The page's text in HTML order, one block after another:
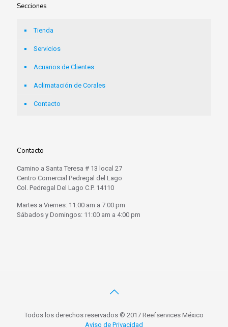
Secciones
Tienda
Servicios
Acuarios de Clientes
Aclimatación de Corales
Contacto
Contacto
Camino a Santa Teresa # 13 local 27
Centro Comercial Pedregal del Lago
Col. Pedregal Del Lago C.P. 14110
Martes a Viernes: 11:00 am a 7:00 pm
Sábados y Domingos: 11:00 am a 4:00 pm
Todos los derechos reservados © 2017 Reefservices México
Aviso de Privacidad